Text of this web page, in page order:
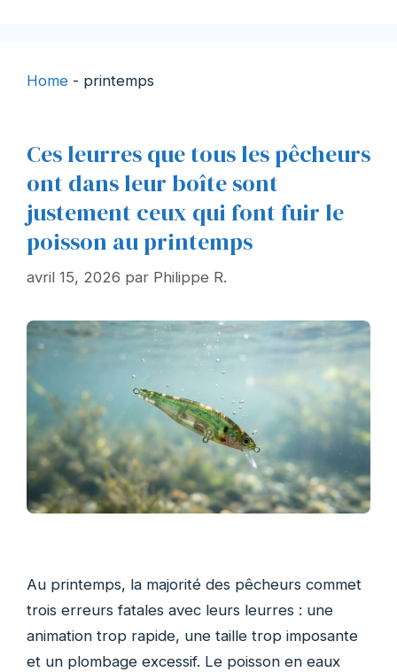
Home - printemps
Ces leurres que tous les pêcheurs
ont dans leur boîte sont
justement ceux qui font fuir le
poisson au printemps
avril 15, 2026 par Philippe R.
Au printemps, la majorité des pêcheurs commet
trois erreurs fatales avec leurs leurres : une
animation trop rapide, une taille trop imposante
et un plombage excessif. Le poisson en eaux